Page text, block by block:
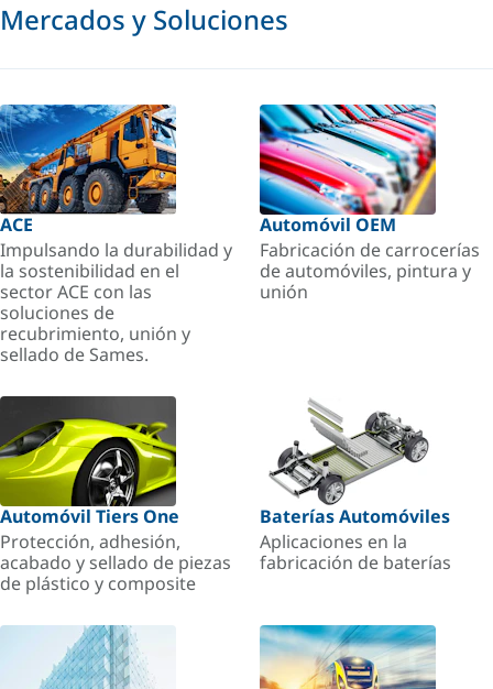
Mercados y Soluciones
ACE
Impulsando la durabilidad y
la sostenibilidad en el
sector ACE con las
soluciones de
recubrimiento, unión y
sellado de Sames.
Automóvil OEM
Fabricación de carrocerías
de automóviles, pintura y
unión
Automóvil Tiers One
Protección, adhesión,
acabado y sellado de piezas
de plástico y composite
Baterías Automóviles
Aplicaciones en la
fabricación de baterías